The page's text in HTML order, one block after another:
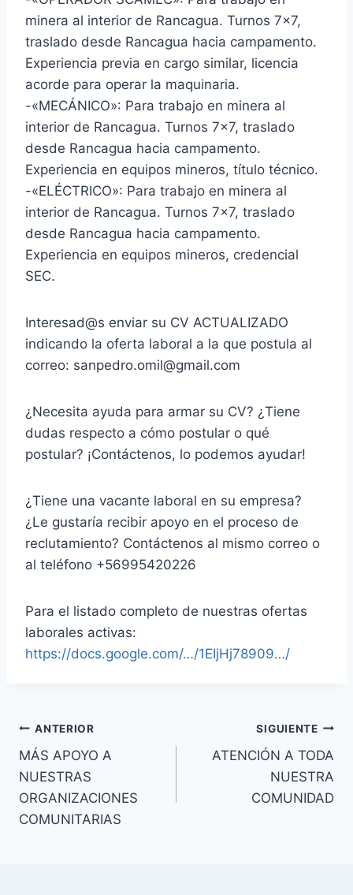
minera al interior de Rancagua. Turnos 7×7,
traslado desde Rancagua hacia campamento.
Experiencia previa en cargo similar, licencia
acorde para operar la maquinaria.
-«MECÁNICO»: Para trabajo en minera al
interior de Rancagua. Turnos 7×7, traslado
desde Rancagua hacia campamento.
Experiencia en equipos mineros, título técnico.
-«ELÉCTRICO»: Para trabajo en minera al
interior de Rancagua. Turnos 7×7, traslado
desde Rancagua hacia campamento.
Experiencia en equipos mineros, credencial
SEC.
Interesad@s enviar su CV ACTUALIZADO
indicando la oferta laboral a la que postula al
correo: sanpedro.omil@gmail.com
¿Necesita ayuda para armar su CV? ¿Tiene
dudas respecto a cómo postular o qué
postular? ¡Contáctenos, lo podemos ayudar!
¿Tiene una vacante laboral en su empresa?
¿Le gustaría recibir apoyo en el proceso de
reclutamiento? Contáctenos al mismo correo o
al teléfono +56995420226
Para el listado completo de nuestras ofertas
laborales activas:
https://docs.google.com/…/1EIjHj78909…/
ANTERIOR
MÁS APOYO A
NUESTRAS
ORGANIZACIONES
COMUNITARIAS
SIGUIENTE
ATENCIÓN A TODA
NUESTRA
COMUNIDAD